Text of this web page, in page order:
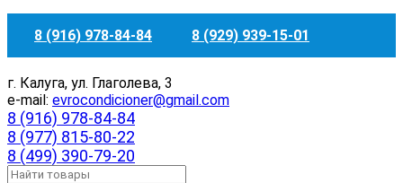
8 (916) 978-84-84 8 (929) 939-15-01
г. Калуга, ул. Глаголева, 3
e-mail: evrocondicioner@gmail.com
8 (916) 978-84-84
8 (977) 815-80-22
8 (499) 390-79-20